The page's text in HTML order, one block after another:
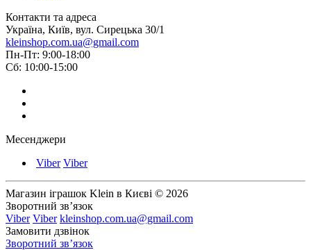
Контакти та адреса
Україна, Київ, вул. Сирецька 30/1
kleinshop.com.ua@gmail.com
Пн-Пт: 9:00-18:00
Сб: 10:00-15:00
Месенджери
Viber Viber
Магазин іграшок Klein в Києві © 2026
Зворотний зв’язок
Viber Viber kleinshop.com.ua@gmail.com
Замовити дзвінок
Зворотний зв’язок